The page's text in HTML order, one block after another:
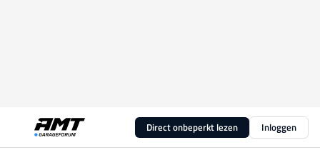
Direct onbeperkt lezen Inloggen